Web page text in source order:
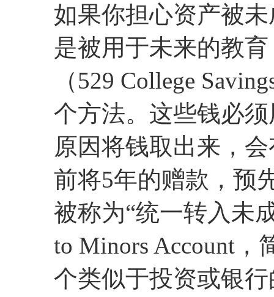
如果你担心资产被
是被用于未来的教
（529 College
个方法。这些钱必
原因将钱取出来，
前将5年的赠款，预
被称为“统一转入未
to Minors Account
个类似于投资或银